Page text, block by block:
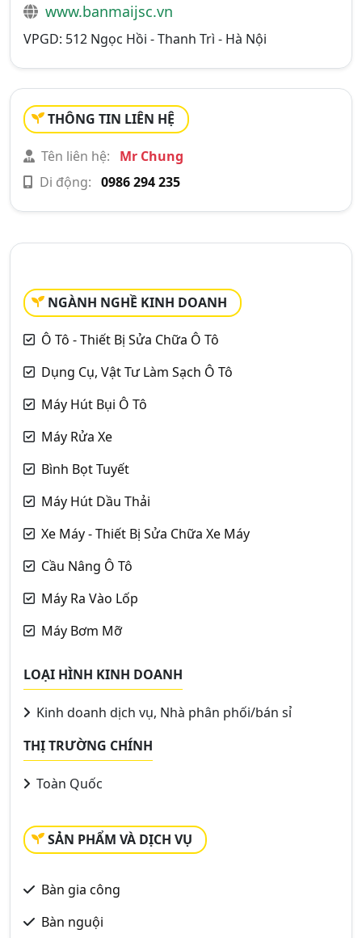
www.banmaijsc.vn
VPGD: 512 Ngọc Hồi - Thanh Trì - Hà Nội
THÔNG TIN LIÊN HỆ
Tên liên hệ:
Mr Chung
Di động: 0986 294 235
NGÀNH NGHỀ KINH DOANH
Ô Tô - Thiết Bị Sửa Chữa Ô Tô
Dụng Cụ, Vật Tư Làm Sạch Ô Tô
Máy Hút Bụi Ô Tô
Máy Rửa Xe
Bình Bọt Tuyết
Máy Hút Dầu Thải
Xe Máy - Thiết Bị Sửa Chữa Xe Máy
Cầu Nâng Ô Tô
Máy Ra Vào Lốp
Máy Bơm Mỡ
LOẠI HÌNH KINH DOANH
Kinh doanh dịch vụ, Nhà phân phối/bán sỉ
THỊ TRƯỜNG CHÍNH
Toàn Quốc
SẢN PHẨM VÀ DỊCH VỤ
Bàn gia công
Bàn nguội